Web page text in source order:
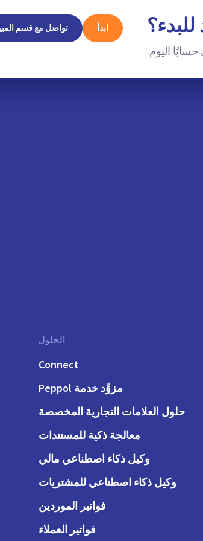
اليوم.
ابدأ تواصَل مع قسم
الحلول
Connect
مزوِّد خدمة Peppol
حلول العلامات التجارية المخصصة
معالجة ذكية للمستندات
وكيل ذكاء اصطناعي مالي
وكيل ذكاء اصطناعي للمشتريات
فواتير الموردين
فواتير العملاء